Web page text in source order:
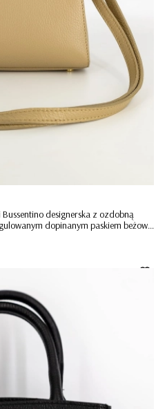
designerska z ozdobną
dopinanym paskiem beżowa